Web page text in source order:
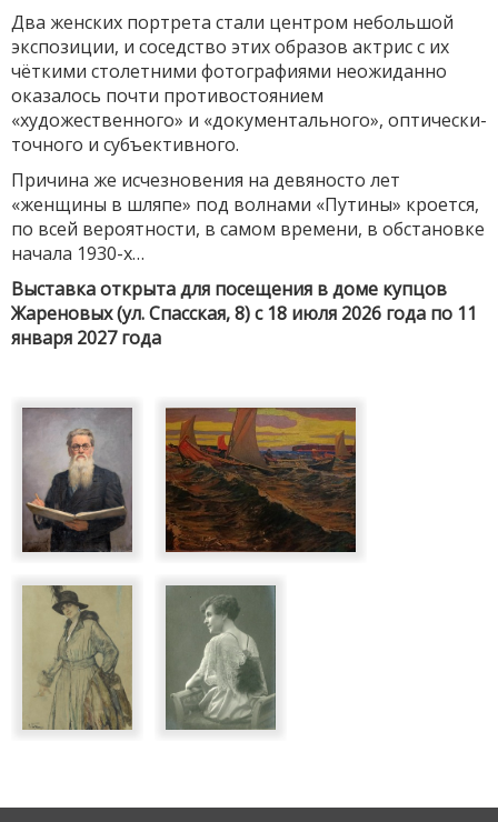
Два женских портрета стали центром небольшой
экспозиции, и соседство этих образов актрис с их
чёткими столетними фотографиями неожиданно
оказалось почти противостоянием
«художественного» и «документального», оптически-
точного и субъективного.
Причина же исчезновения на девяносто лет
«женщины в шляпе» под волнами «Путины» кроется,
по всей вероятности, в самом времени, в обстановке
начала 1930-х…
Выставка открыта для посещения в доме купцов
Жареновых (ул. Спасская, 8) c 18 июля 2026 года по 11
января 2027 года